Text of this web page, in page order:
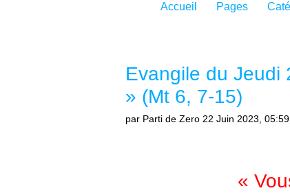
Accueil Pages
Evangile du Jeudi
» (Mt 6, 7-15)
par Parti de Zero 22 Juin 2023, 05:59
«